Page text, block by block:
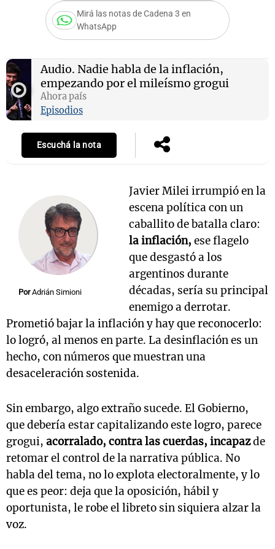
Mirá las notas de Cadena 3 en
WhatsApp
Audio. Nadie habla de la inflación,
empezando por el mileísmo grogui
Ahora país
Episodios
Escuchá la nota
Por Adrián Simioni
Javier Milei irrumpió en la
escena política con un
caballito de batalla claro:
la inflación, ese flagelo
que desgastó a los
argentinos durante
décadas, sería su principal
enemigo a derrotar.
Prometió bajar la inflación y hay que reconocerlo:
lo logró, al menos en parte. La desinflación es un
hecho, con números que muestran una
desaceleración sostenida.
Sin embargo, algo extraño sucede. El Gobierno,
que debería estar capitalizando este logro, parece
grogui, acorralado, contra las cuerdas, incapazde
retomar el control de la narrativa pública. No
habla del tema, no lo explota electoralmente, y lo
que es peor: deja que la oposición, hábil y
oportunista, le robe el libreto sin siquiera alzar la
voz.
Notas
Notas